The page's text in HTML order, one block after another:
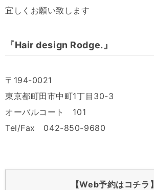
宜しくお願い致します
『Hair design Rodge.』
〒194-0021
東京都町田市中町1丁目30-3
オーバルコート 101
Tel/Fax 042-850-9680
【Web予約はコチラ】